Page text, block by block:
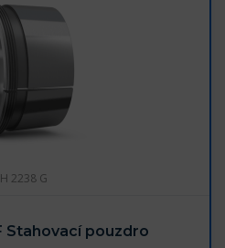
2238 G
Stahovací pouzdro